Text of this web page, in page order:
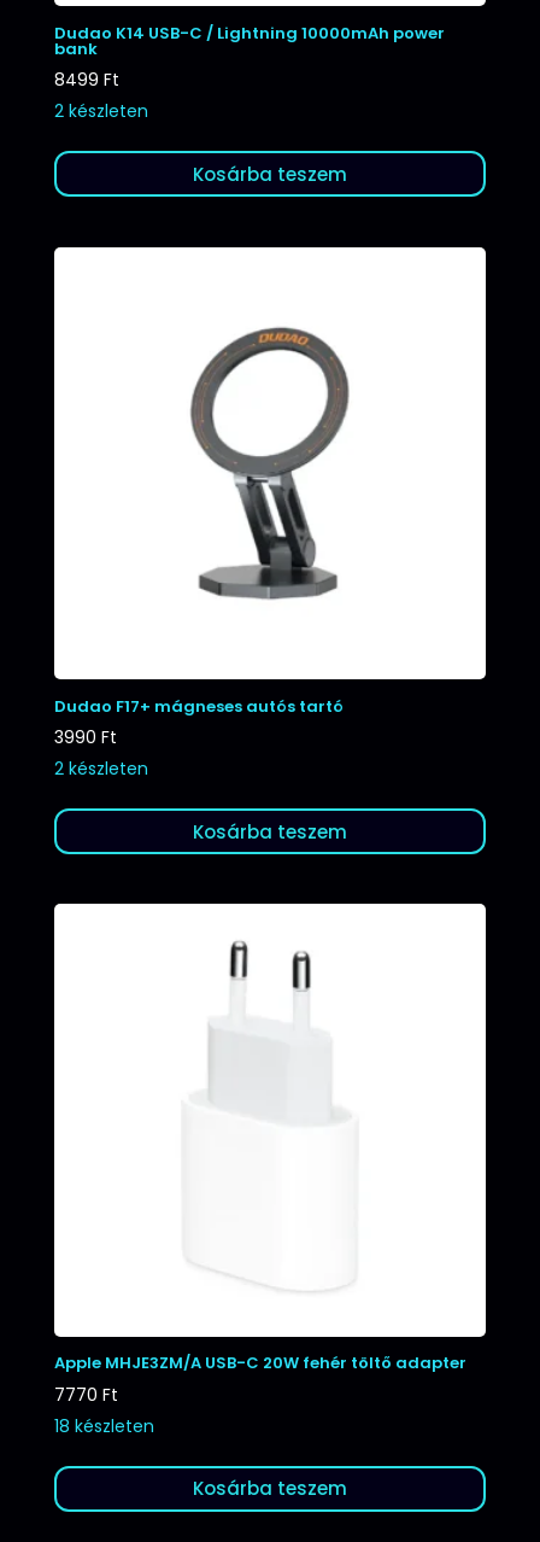
Dudao K14 USB-C / Lightning 10000mAh power
bank
8499 Ft
2 készleten
Kosárba teszem
Dudao F17+ mágneses autós tartó
3990 Ft
2 készleten
Kosárba teszem
Apple MHJE3ZM/A USB-C 20W fehér töltő adapter
7770 Ft
18 készleten
Kosárba teszem